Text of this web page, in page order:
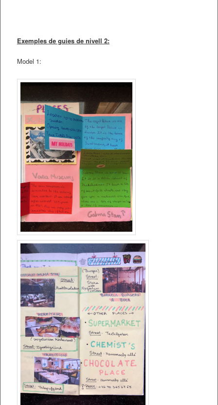
Exemples de guies de nivell 2:
Model 1: